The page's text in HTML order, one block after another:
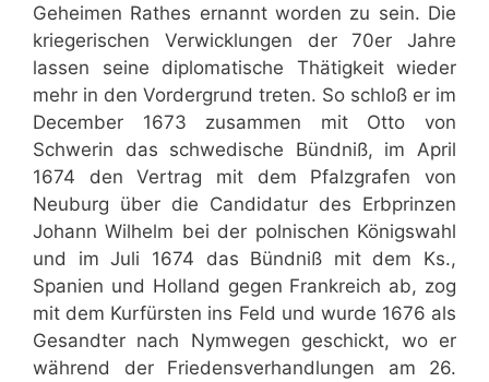
Geheimen Rathes ernannt worden zu sein. Die
kriegerischen Verwicklungen der 70er Jahre
lassen seine diplomatische Thätigkeit wieder
mehr in den Vordergrund treten. So schloß er im
December 1673 zusammen mit Otto von
Schwerin das schwedische Bündniß, im April
1674 den Vertrag mit dem Pfalzgrafen von
Neuburg über die Candidatur des Erbprinzen
Johann Wilhelm bei der polnischen Königswahl
und im Juli 1674 das Bündniß mit dem Ks.,
Spanien und Holland gegen Frankreich ab, zog
mit dem Kurfürsten ins Feld und wurde 1676 als
Gesandter nach Nymwegen geschickt, wo er
während der Friedensverhandlungen am 26.